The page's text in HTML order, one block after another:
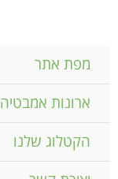
מפת אתר
ארונות אמבטיה
הקטלוג שלנו